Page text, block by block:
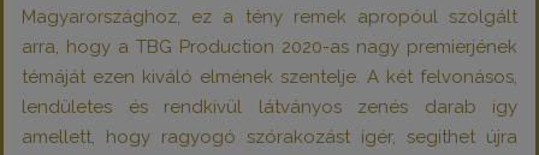
Magyarországhoz, ez a tény remek apropóul szolgált
arra, hogy a TBG Production 2020-as nagy premierjének
témáját ezen kiváló elmének szentelje. A két felvonásos,
lendületes és rendkívül látványos zenés darab így
amellett, hogy ragyogó szórakozást ígér, segíthet újra